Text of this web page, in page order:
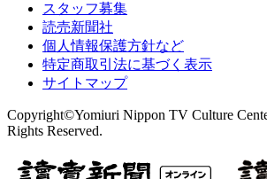
スタッフ募集
読売新聞社
個人情報保護方針など
特定商取引法に基づく表示
サイトマップ
Copyright©Yomiuri Nippon TV Culture
Rights Reserved.